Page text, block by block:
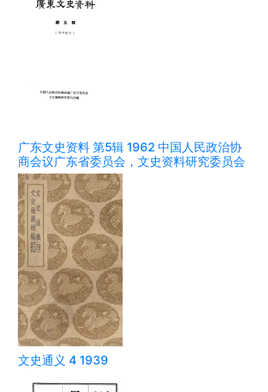
广东文史资料 第5辑 1962 中国人民政治协
商会议广东省委员会，文史资料研究委员会
文史通义 4 1939